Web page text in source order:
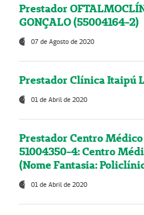
Prestador
GONÇALO (55004164-2)
07 de Agosto de 2020
Prestador Clínica Itaipú
01 de Abril de 2020
Prestador Centro
51004350-4: Centro
(Nome Fantasia:
01 de Abril de 2020